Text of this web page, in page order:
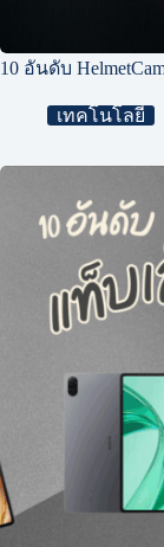
10 อันดับ
เทคโนโลยี